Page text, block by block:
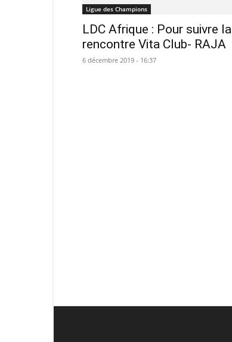
Ligue des Champions
LDC Afrique : Pour suivre la
rencontre Vita Club- RAJA
6 décembre 2019 - 16:37